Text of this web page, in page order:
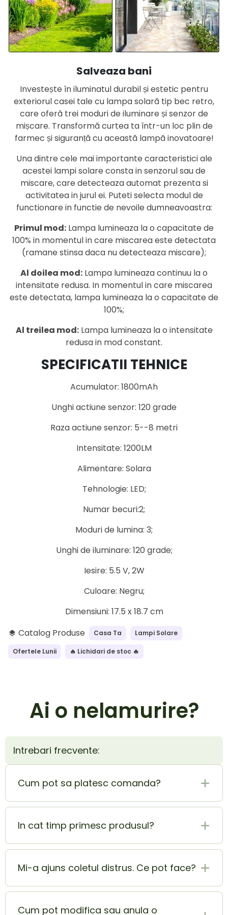
Salveaza bani
Investește în iluminatul durabil și estetic pentru
exteriorul casei tale cu lampa solară tip bec retro,
care oferă trei moduri de iluminare și senzor de
mișcare. Transformă curtea ta într-un loc plin de
farmec și siguranță cu această lampă inovatoare!
Una dintre cele mai importante caracteristici ale
acestei lampi solare consta in senzorul sau de
miscare, care detecteaza automat prezenta si
activitatea in jurul ei. Puteti selecta modul de
functionare in functie de nevoile dumneavoastra:
Primul mod: Lampa lumineaza la o capacitate de
100% in momentul in care miscarea este detectata
(ramane stinsa daca nu detecteaza miscare);
Al doilea mod: Lampa lumineaza continuu la o
intensitate redusa. In momentul in care miscarea
este detectata, lampa lumineaza la o capacitate de
100%;
Al treilea mod:Lampa lumineaza la o intensitate
redusa in mod constant.
SPECIFICATII TEHNICE
Acumulator: 1800mAh
Unghi actiune senzor: 120 grade
Raza actiune senzor: 5--8 metri
Intensitate: 1200LM
Alimentare: Solara
Tehnologie: LED;
Numar becuri:2;
Moduri de lumina: 3;
Unghi de iluminare: 120 grade;
Iesire: 5.5 V, 2W
Culoare: Negru;
Dimensiuni: 17.5 x 18.7 cm
layers Catalog Produse Casa Ta Lampi Solare
Ofertele Lunii 🔥 Lichidari de stoc 🔥
Ai o nelamurire?
Intrebari frecvente:
Cum pot sa platesc comanda?
Plata la livrare (ramburs) este cel mai sigur si
mai usor mod de plata. In acelasi timp poti
reducere de 5% din totalul comenzii.
In cat timp primesc produsul?
Produsul ajunge la tine in 1-2 zile lucratoare.
Mi-a ajuns coletul distrus. Ce pot face?
In momentul in care ai primit coletul lovit sau
deteriorat, contacteaza-ne pe adresa
Cum pot modifica sau anula o